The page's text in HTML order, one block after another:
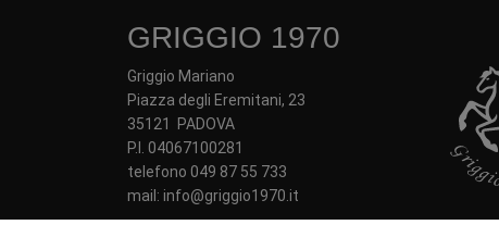
GRIGGIO 1970
Griggio Mariano
Piazza degli Eremitani, 23
35121 PADOVA
P.I. 04067100281
telefono 049 87 55 733
mail: info@griggio1970.it